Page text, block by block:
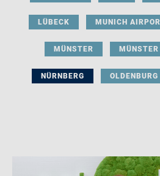
LÜBECK MUNICH
MÜNSTER
NÜRNBERG OLDENBURG